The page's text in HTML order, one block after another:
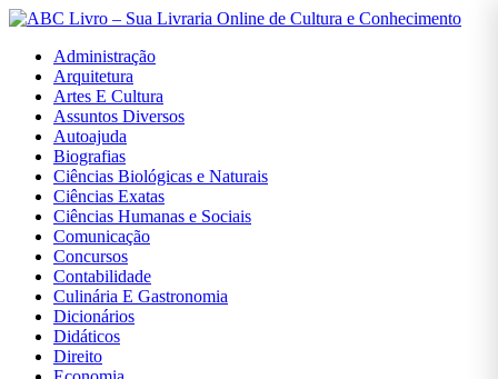
Administração
Arquitetura
Artes E Cultura
Assuntos Diversos
Autoajuda
Biografias
Ciências Biológicas e Naturais
Ciências Exatas
Ciências Humanas e Sociais
Comunicação
Concursos
Contabilidade
Culinária E Gastronomia
Dicionários
Didáticos
Direito
Entrar
Cadastrar
INÍCIO
ADMINISTRAÇÃO